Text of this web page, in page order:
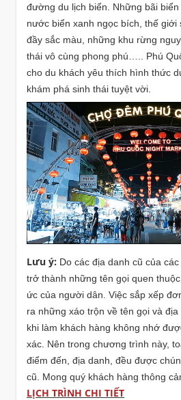
đường du lịch biển. Những bãi biển
nước biển xanh ngọc bích, thế giới
đầy sắc màu, những khu rừng
thái vô cùng phong phú….. Phú
cho du khách yêu thích hình thức
khám phá sinh thái tuyệt vời.
Lưu ý: Do các địa danh cũ của
trở thành những tên gọi quen
ức của người dân. Việc sắp xếp
ra những xáo trộn về tên gọi và
khi làm khách hàng không nhớ
xác. Nên trong chương trình này,
điểm đến, địa danh, đều được
cũ. Mong quý khách hàng thông
LỊCH TRÌNH CHI TIẾT